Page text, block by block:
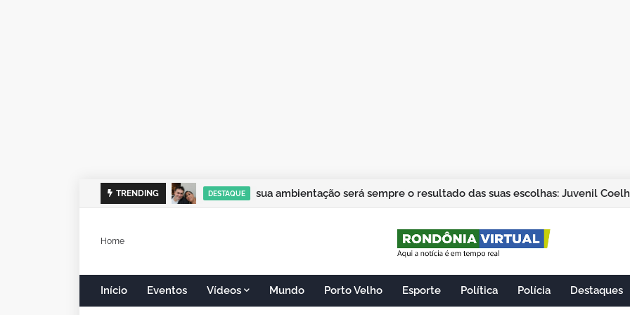
TRENDING DESTAQUE sua ambientação será sempre o resultado das suas escolhas: Juvenil
Home
Início Eventos Vídeos Mundo Porto Velho Esporte Política Polícia Destaques